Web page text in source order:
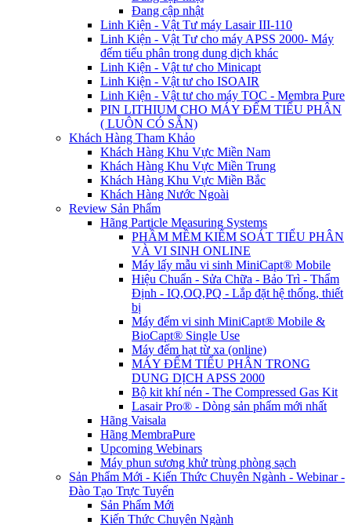
Đang cập nhật
Linh Kiện - Vật Tư máy Lasair III-110
Linh Kiện - Vật Tư cho máy APSS 2000- Máy
đếm tiểu phân trong dung dịch khác
Linh Kiện - Vật tư cho Minicapt
Linh Kiện - Vật tư cho ISOAIR
Linh Kiện - Vật tư cho máy TOC - Membra Pure
PIN LITHIUM CHO MÁY ĐẾM TIỂU PHÂN
( LUÔN CÓ SẴN)
Khách Hàng Tham Khảo
Khách Hàng Khu Vực Miền Nam
Khách Hàng Khu Vực Miền Trung
Khách Hàng Khu Vực Miền Bắc
Khách Hàng Nước Ngoài
Review Sản Phẩm
Hãng Particle Measuring Systems
PHẦM MỀM KIỂM SOÁT TIỂU PHÂN
VÀ VI SINH ONLINE
Máy lấy mẫu vi sinh MiniCapt® Mobile
Hiệu Chuẩn - Sửa Chữa - Bảo Trì - Thẩm
Định - IQ,OQ,PQ - Lắp đặt hệ thống, thiết
bị
Máy đếm vi sinh MiniCapt® Mobile &
BioCapt® Single Use
Máy đếm hạt từ xa (online)
MÁY ĐẾM TIỂU PHÂN TRONG
DUNG DỊCH APSS 2000
Bộ kit khí nén - The Compressed Gas Kit
Lasair Pro® - Dòng sản phẩm mới nhất
Hãng Vaisala
Hãng MembraPure
Upcoming Webinars
Máy phun sương khử trùng phòng sạch
Sản Phẩm Mới - Kiến Thức Chuyên Ngành - Webinar -
Đào Tạo Trực Tuyến
Sản Phẩm Mới
Kiến Thức Chuyên Ngành